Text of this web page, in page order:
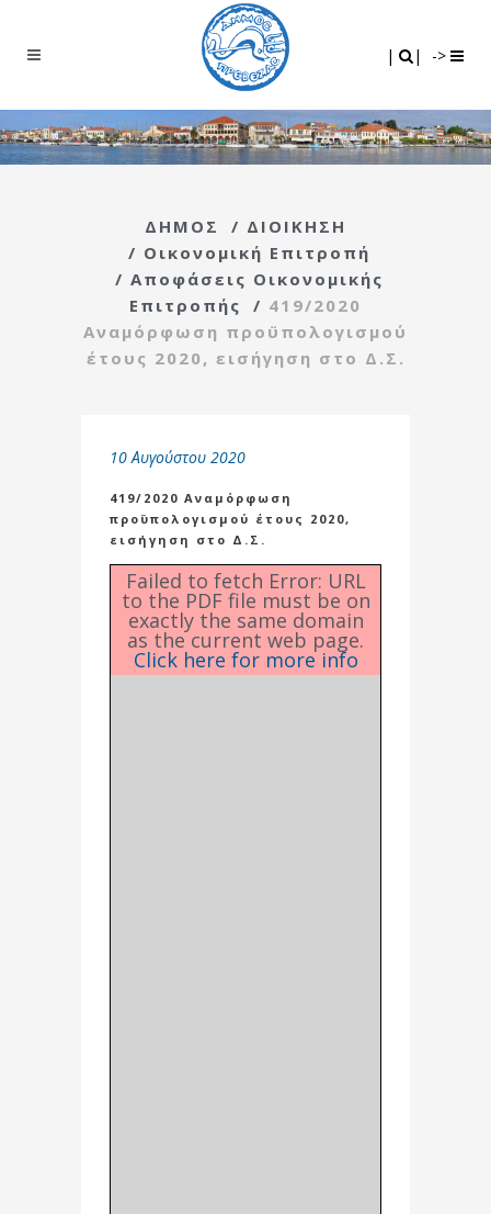
| | ->
ΔΗΜΟΣ / ΔΙΟΙΚΗΣΗ
/ Οικονομική Επιτροπή
/ Αποφάσεις Οικονομικής
Επιτροπής
/ 419/2020
Αναμόρφωση προϋπολογισμού
έτους 2020, εισήγηση στο Δ.Σ.
10 Αυγούστου 2020
419/2020 Αναμόρφωση
προϋπολογισμού έτους 2020,
εισήγηση στο Δ.Σ.
Failed to fetch Error: URL
to the PDF file must be on
exactly the same domain
as the current web page.
Click here for more info